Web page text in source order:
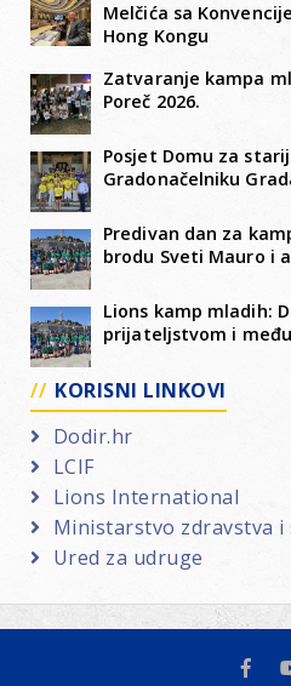
Melčića sa
Hong Kongu
Zatvaranje kampa
Poreč 2026.
Posjet Domu za
Gradonačelniku
Predivan dan za
brodu Sveti Mauro i
Lions kamp mladih:
prijateljstvom i
KORISNI LINKOVI
Dodir.hr
LCIF
Lions International
Ministarstvo zdravstva i
Ured za udruge